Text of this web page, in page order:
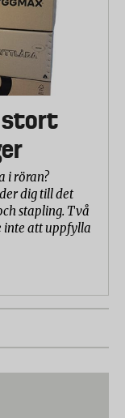
stort
i röran?
dig till det
stapling. Två
inte att uppfylla